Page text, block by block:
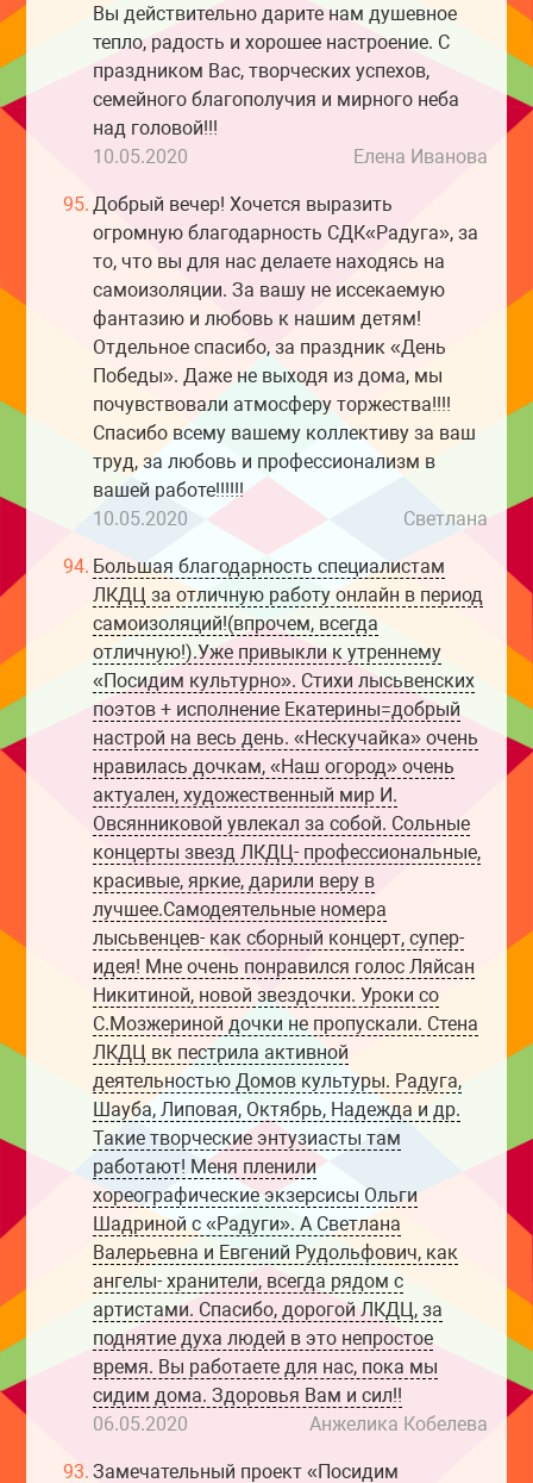
Вы действительно дарите нам душевное
тепло, радость и хорошее настроение. С
праздником Вас, творческих успехов,
семейного благополучия и мирного неба
над головой!!!
Елена Иванова
10.05.2020
95. Добрый вечер! Хочется выразить
огромную благодарность СДК«Радуга», за
то, что вы для нас делаете находясь на
самоизоляции. За вашу не иссекаемую
фантазию и любовь к нашим детям!
Отдельное спасибо, за праздник «День
Победы». Даже не выходя из дома, мы
почувствовали атмосферу торжества!!!!
Спасибо всему вашему коллективу за ваш
труд, за любовь и профессионализм в
вашей работе!!!!!!
Светлана
10.05.2020
94. Большая благодарность специалистам
ЛКДЦ за отличную работу онлайн в период
самоизоляций!(впрочем, всегда
отличную!).Уже привыкли к утреннему
«Посидим культурно». Стихи лысьвенских
поэтов + исполнение Екатерины=добрый
настрой на весь день. «Нескучайка» очень
нравилась дочкам, «Наш огород» очень
актуален, художественный мир И.
Овсянниковой увлекал за собой. Сольные
концерты звезд ЛКДЦ- профессиональные,
красивые, яркие, дарили веру в
лучшее.Самодеятельные номера
лысьвенцев- как сборный концерт, супер-
идея! Мне очень понравился голос Ляйсан
Никитиной, новой звездочки. Уроки со
С.Мозжериной дочки не пропускали. Стена
ЛКДЦ вк пестрила активной
деятельностью Домов культуры. Радуга,
Шауба, Липовая, Октябрь, Надежда и др.
Такие творческие энтузиасты там
работают! Меня пленили
хореографические экзерсисы Ольги
Шадриной с «Радуги». А Светлана
Валерьевна и Евгений Рудольфович, как
ангелы- хранители, всегда рядом с
артистами. Спасибо, дорогой ЛКДЦ, за
поднятие духа людей в это непростое
время. Вы работаете для нас, пока мы
сидим дома. Здоровья Вам и сил!!
Анжелика Кобелева
06.05.2020
93. Замечательный проект «Посидим